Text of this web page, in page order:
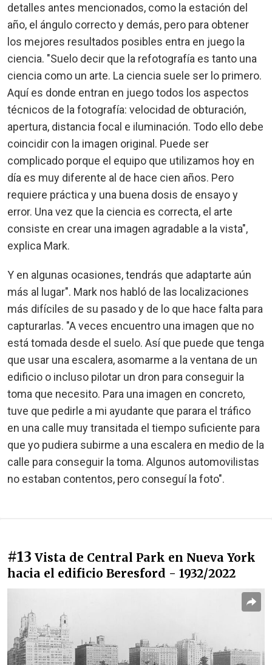
detalles antes mencionados, como la estación del
año, el ángulo correcto y demás, pero para obtener
los mejores resultados posibles entra en juego la
ciencia. "Suelo decir que la refotografía es tanto una
ciencia como un arte. La ciencia suele ser lo primero.
Aquí es donde entran en juego todos los aspectos
técnicos de la fotografía: velocidad de obturación,
apertura, distancia focal e iluminación. Todo ello debe
coincidir con la imagen original. Puede ser
complicado porque el equipo que utilizamos hoy en
día es muy diferente al de hace cien años. Pero
requiere práctica y una buena dosis de ensayo y
error. Una vez que la ciencia es correcta, el arte
consiste en crear una imagen agradable a la vista",
explica Mark.
Y en algunas ocasiones, tendrás que adaptarte aún
más al lugar". Mark nos habló de las localizaciones
más difíciles de su pasado y de lo que hace falta para
capturarlas. "A veces encuentro una imagen que no
está tomada desde el suelo. Así que puede que tenga
que usar una escalera, asomarme a la ventana de un
edificio o incluso pilotar un dron para conseguir la
toma que necesito. Para una imagen en concreto,
tuve que pedirle a mi ayudante que parara el tráfico
en una calle muy transitada el tiempo suficiente para
que yo pudiera subirme a una escalera en medio de la
calle para conseguir la toma. Algunos automovilistas
no estaban contentos, pero conseguí la foto".
#13 Vista de Central Park en Nueva York
hacia el edificio Beresford - 1932/2022